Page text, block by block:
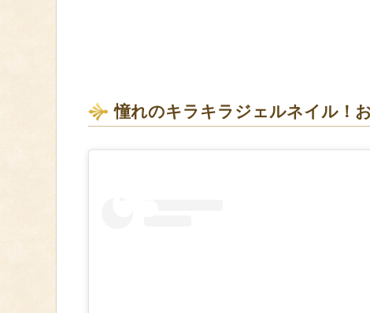
憧れのキラキラジェルネイル！